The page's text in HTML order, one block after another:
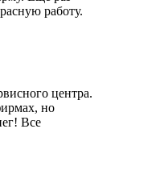
работу.
центра.
но
Все